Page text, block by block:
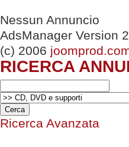
Nessun Annuncio
AdsManager Version
(c) 2006
RICERCA
Ricerca Avanzata